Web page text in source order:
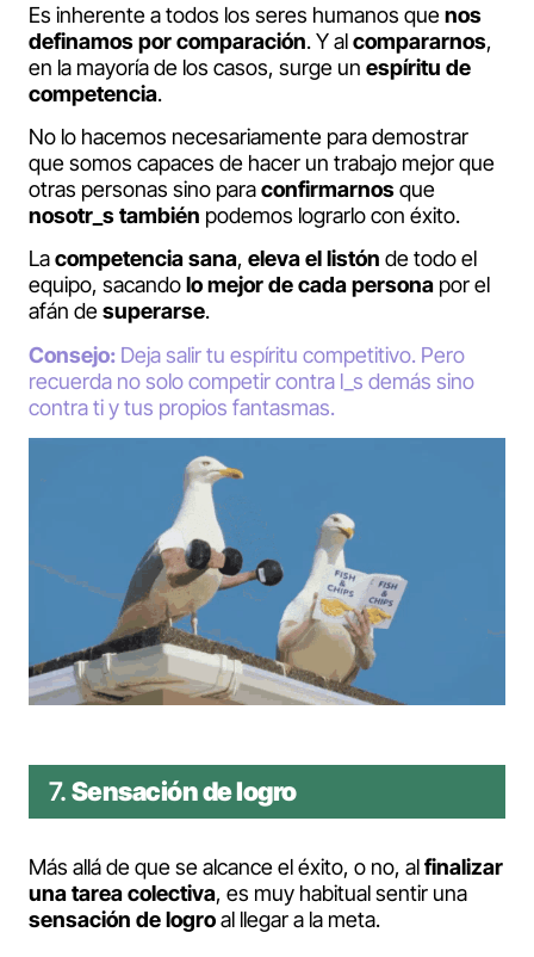
Es inherente a todos los seres humanos quenos
definamos por comparación. Y alcompararnos,
en la mayoría de los casos, surge un espíritu de
competencia.
No lo hacemos necesariamente para demostrar
que somos capaces de hacer un trabajo mejor que
otras personas sino paraconfirmarnosque
nosotr_s también podemos lograrlo con éxito.
Lacompetencia sana, eleva el listón de todo el
equipo, sacandolo mejor de cada persona por el
afán desuperarse.
Consejo: Deja salir tu espíritu competitivo. Pero
recuerda no solo competir contra l_s demás sino
contra ti y tus propios fantasmas.
7.Sensación de logro
Más allá de que se alcance el éxito, o no, alfinalizar
una tarea colectiva, es muy habitual sentir una
sensación de logroal llegar a la meta.